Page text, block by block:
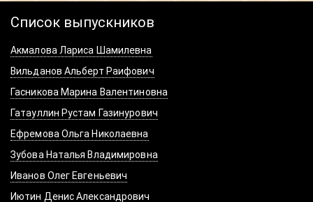
Список выпускников
Акмалова Лариса Шамилевна
Вильданов Альберт Раифович
Гасникова Марина Валентиновна
Гатауллин Рустам Газинурович
Ефремова Ольга Николаевна
Зубова Наталья Владимировна
Иванов Олег Евгеньевич
Иютин Денис Александрович